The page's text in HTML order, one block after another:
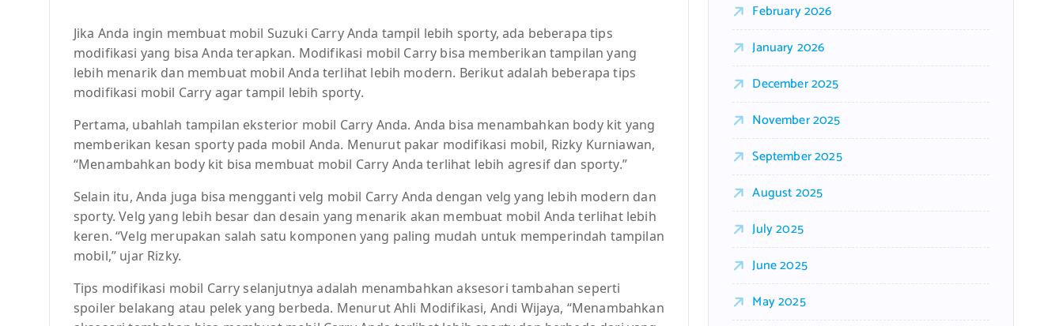
Jika Anda ingin membuat mobil Suzuki Carry Anda tampil lebih sporty, ada beberapa tips
modifikasi yang bisa Anda terapkan. Modifikasi mobil Carry bisa memberikan tampilan yang
lebih menarik dan membuat mobil Anda terlihat lebih modern. Berikut adalah beberapa tips
modifikasi mobil Carry agar tampil lebih sporty.
Pertama, ubahlah tampilan eksterior mobil Carry Anda. Anda bisa menambahkan body kit yang
memberikan kesan sporty pada mobil Anda. Menurut pakar modifikasi mobil, Rizky Kurniawan,
“Menambahkan body kit bisa membuat mobil Carry Anda terlihat lebih agresif dan sporty.”
Selain itu, Anda juga bisa mengganti velg mobil Carry Anda dengan velg yang lebih modern dan
sporty. Velg yang lebih besar dan desain yang menarik akan membuat mobil Anda terlihat lebih
keren. “Velg merupakan salah satu komponen yang paling mudah untuk memperindah tampilan
mobil,” ujar Rizky.
Tips modifikasi mobil Carry selanjutnya adalah menambahkan aksesori tambahan seperti
spoiler belakang atau pelek yang berbeda. Menurut Ahli Modifikasi, Andi Wijaya, “Menambahkan
February 2026
January 2026
December 2025
November 2025
September 2025
August 2025
July 2025
June 2025
May 2025